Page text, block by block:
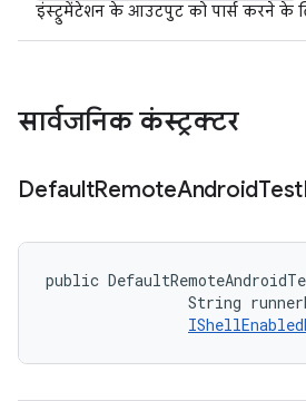
इंस्ट्रुमेंटेशन के आउटपुट को पार्स करने के
सार्वजनिक कंस्ट्रक्टर
DefaultRemoteAndroidTest
public
String